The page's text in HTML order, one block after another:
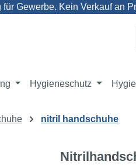
Gewerbe. Kein Verkauf an
Hygieneschutz
nitril handschuhe